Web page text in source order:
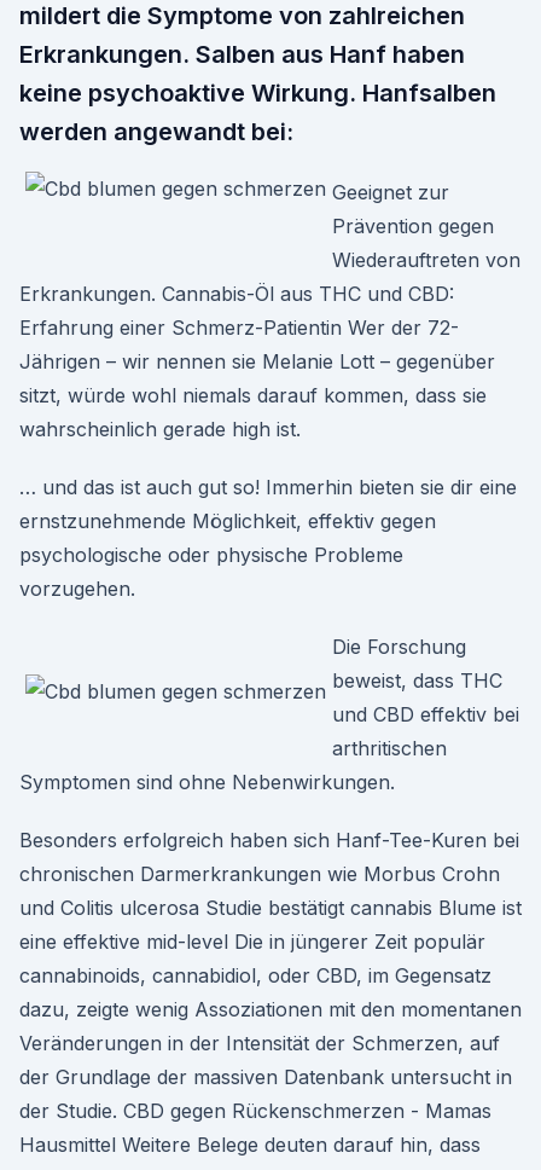
mildert die Symptome von zahlreichen
Erkrankungen. Salben aus Hanf haben
keine psychoaktive Wirkung. Hanfsalben
werden angewandt bei:
Geeignet zur
Prävention gegen
Wiederauftreten von
Erkrankungen. Cannabis-Öl aus THC und CBD:
Erfahrung einer Schmerz-Patientin Wer der 72-
Jährigen – wir nennen sie Melanie Lott – gegenüber
sitzt, würde wohl niemals darauf kommen, dass sie
wahrscheinlich gerade high ist.
… und das ist auch gut so! Immerhin bieten sie dir eine
ernstzunehmende Möglichkeit, effektiv gegen
psychologische oder physische Probleme
vorzugehen.
Die Forschung
beweist, dass THC
und CBD effektiv bei
arthritischen
Symptomen sind ohne Nebenwirkungen.
Besonders erfolgreich haben sich Hanf-Tee-Kuren bei
chronischen Darmerkrankungen wie Morbus Crohn
und Colitis ulcerosa Studie bestätigt cannabis Blume ist
eine effektive mid-level Die in jüngerer Zeit populär
cannabinoids, cannabidiol, oder CBD, im Gegensatz
dazu, zeigte wenig Assoziationen mit den momentanen
Veränderungen in der Intensität der Schmerzen, auf
der Grundlage der massiven Datenbank untersucht in
der Studie. CBD gegen Rückenschmerzen - Mamas
Hausmittel Weitere Belege deuten darauf hin, dass